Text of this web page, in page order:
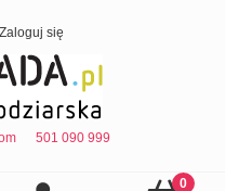
Zaloguj się
501 090 999